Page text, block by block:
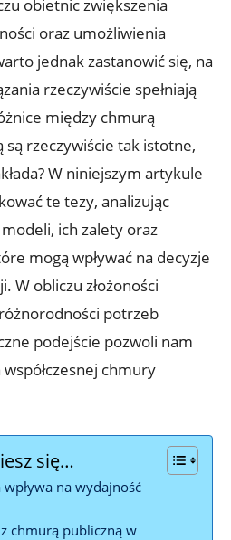
‌obietnic ​zwiększenia
oraz umożliwienia
jednak zastanowić się, na
rzeczywiście spełniają
między chmurą​
rzeczywiście tak istotne,​
⁤W niniejszym ‍artykule
‌te ‍tezy, analizując‌
ich ‍zalety oraz
​mogą wpływać ⁤na ‍decyzje
W obliczu złożoności
⁤potrzeb
⁤podejście pozwoli nam
chmury
się…
na wydajność
chmurą ⁢publiczną w